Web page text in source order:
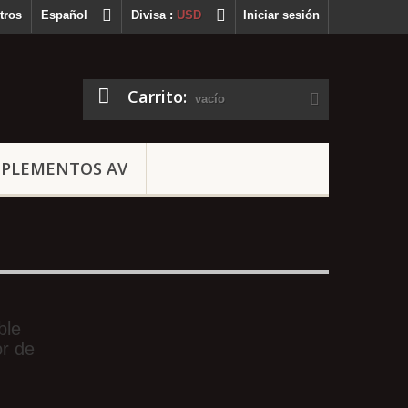
Iniciar sesión
Divisa : USD
Español
Carrito: vacío
AV
de